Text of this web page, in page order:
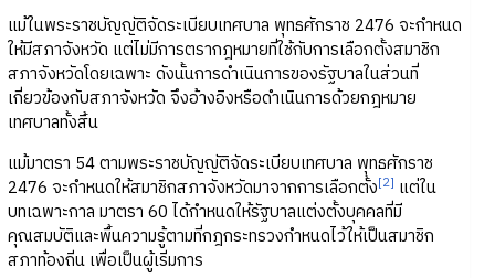
แม้ในพระราชบัญญัติจัดระเบียบเทศบาล พุทธศักราช 2476 จะกำหนด
ให้มีสภาจังหวัด แต่ไม่มีการตรากฎหมายที่ใช้กับการเลือกตั้งสมาชิก
สภาจังหวัดโดยเฉพาะ ดังนั้นการดำเนินการของรัฐบาลในส่วนที่
เกี่ยวข้องกับสภาจังหวัด จึงอ้างอิงหรือดำเนินการด้วยกฎหมาย
เทศบาลทั้งสิ้น
แม้มาตรา 54 ตามพระราชบัญญัติจัดระเบียบเทศบาล พุทธศักราช
2476 จะกำหนดให้สมาชิกสภาจังหวัดมาจากการเลือกตั้ง[2] แต่ใน
บทเฉพาะกาล มาตรา 60 ได้กำหนดให้รัฐบาลแต่งตั้งบุคคลที่มี
คุณสมบัติและพื้นความรู้ตามที่กฎกระทรวงกำหนดไว้ให้เป็นสมาชิก
สภาท้องถิ่น เพื่อเป็นผู้เริ่มการ